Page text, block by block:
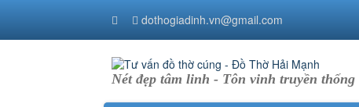
Nét đẹp tâm linh - Tôn vinh truyền thống
dothogiadinh.vn@gmail.com